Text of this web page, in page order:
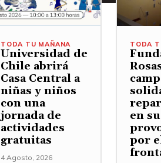
TODA TU MAÑANA
Universidad de
Chile abrirá
Casa Central a
niñas y niños
con una
jornada de
actividades
gratuitas
4 Agosto, 2026
TODA
en
por